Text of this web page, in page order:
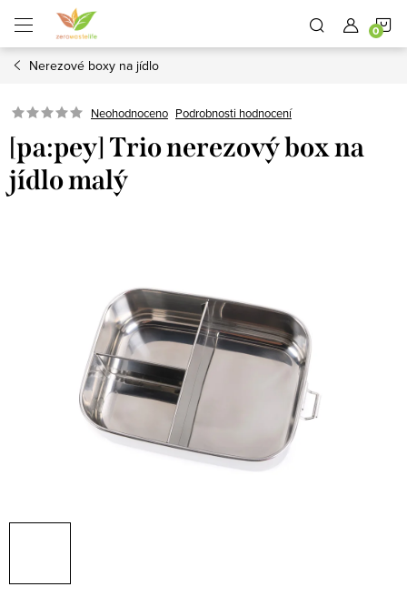
obsah
Nerezové boxy na jídlo
Neohodnoceno Podrobnosti hodnocení
[pa:pey] Trio nerezový box na
jídlo malý